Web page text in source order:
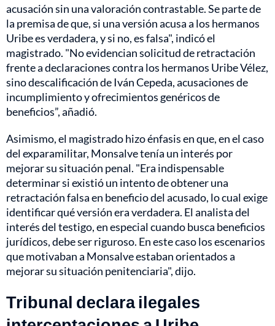
acusación sin una valoración contrastable. Se parte de
la premisa de que, si una versión acusa a los hermanos
Uribe es verdadera, y si no, es falsa", indicó el
magistrado. "No evidencian solicitud de retractación
frente a declaraciones contra los hermanos Uribe Vélez,
sino descalificación de Iván Cepeda, acusaciones de
incumplimiento y ofrecimientos genéricos de
beneficios”, añadió.
Asimismo, el magistrado hizo énfasis en que, en el caso
del exparamilitar, Monsalve tenía un interés por
mejorar su situación penal. "Era indispensable
determinar si existió un intento de obtener una
retractación falsa en beneficio del acusado, lo cual exige
identificar qué versión era verdadera. El analista del
interés del testigo, en especial cuando busca beneficios
jurídicos, debe ser riguroso. En este caso los escenarios
que motivaban a Monsalve estaban orientados a
mejorar su situación penitenciaria", dijo.
Tribunal declara ilegales